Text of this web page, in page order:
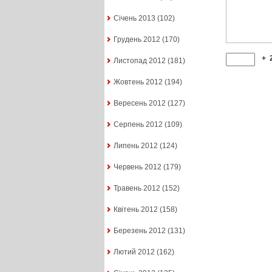
Січень 2013 (102)
Грудень 2012 (170)
Листопад 2012 (181)
Жовтень 2012 (194)
Вересень 2012 (127)
Серпень 2012 (109)
Липень 2012 (124)
Червень 2012 (179)
Травень 2012 (152)
Квітень 2012 (158)
Березень 2012 (131)
Лютий 2012 (162)
+